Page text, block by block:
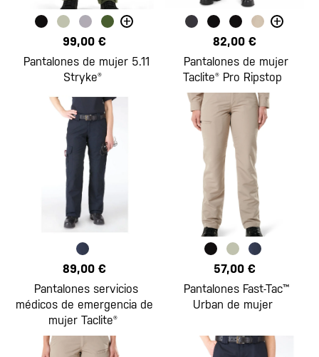
+
99,00 €
Pantalones de mujer 5.11
Stryke®
+
82,00 €
Pantalones de mujer
Taclite® Pro Ripstop
89,00 €
Pantalones servicios
médicos de emergencia de
mujer Taclite®
57,00 €
Pantalones Fast-Tac™
Urban de mujer